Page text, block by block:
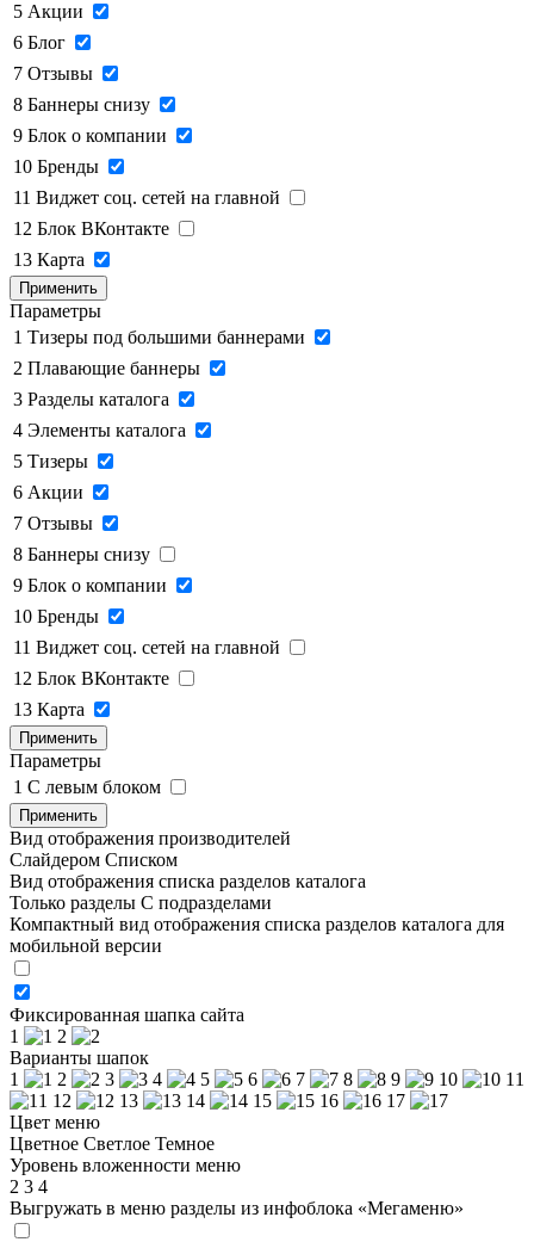
5 Акции
6 Блог
7 Отзывы
8 Баннеры снизу
9 Блок о компании
10 Бренды
11 Виджет соц. сетей на главной
12 Блок ВКонтакте
13 Карта
Применить
Параметры
1 Тизеры под большими баннерами
2 Плавающие баннеры
3 Разделы каталога
4 Элементы каталога
5 Тизеры
6 Акции
7 Отзывы
8 Баннеры снизу
9 Блок о компании
10 Бренды
11 Виджет соц. сетей на главной
12 Блок ВКонтакте
13 Карта
Применить
Параметры
1 C левым блоком
Применить
Вид отображения производителей
Слайдером Списком
Вид отображения списка разделов каталога
Только разделы С подразделами
Компактный вид отображения списка разделов каталога для
мобильной версии
Фиксированная шапка сайта
1
2
Варианты шапок
1
2 3 4 5 6 7 8 9 10
11
12
13 14 15 16
17
Цвет меню
Цветное Светлое Темное
Уровень вложенности меню
2 3 4
Выгружать в меню разделы из инфоблока «Мегаменю»